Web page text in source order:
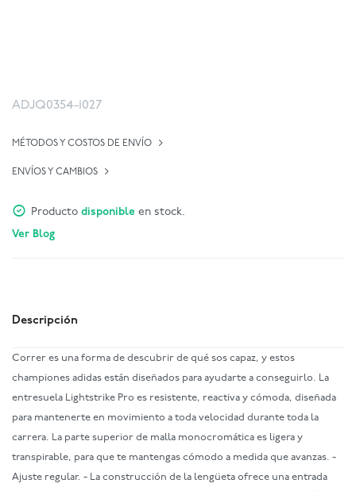
ADJQ0354-1027
MÉTODOS Y COSTOS DE ENVÍO
ENVÍOS Y CAMBIOS
Producto disponible en stock.
Ver Blog
Descripción
Correr es una forma de descubrir de qué sos capaz, y estos
championes adidas están diseñados para ayudarte a conseguirlo. La
entresuela Lightstrike Pro es resistente, reactiva y cómoda, diseñada
para mantenerte en movimiento a toda velocidad durante toda la
carrera. La parte superior de malla monocromática es ligera y
transpirable, para que te mantengas cómodo a medida que avanzas. -
Ajuste regular. - La construcción de la lengüeta ofrece una entrada